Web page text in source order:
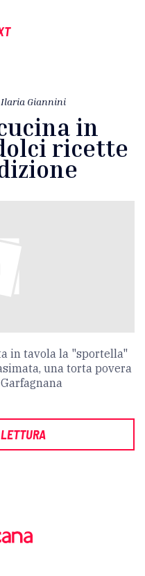
Ilaria Giannini
in
ricette
in tavola la "sportella"
una torta povera